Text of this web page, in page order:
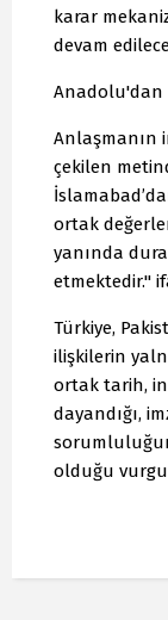
karar
devam
Anadolu'dan
Anlaşmanın
çekilen
ortak
yanında
etmektedir."
Türkiye,
ilişkilerin
ortak tarih,
dayandığı,
olduğu